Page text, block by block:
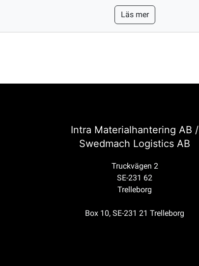
Läs mer
Intra Materialhantering AB /
Swedmach Logistics AB
Truckvägen 2
SE-231 62
Trelleborg
Box 10, SE-231 21 Trelleborg